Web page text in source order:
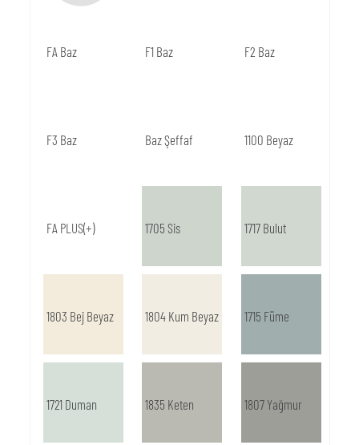
FA Baz F1 Baz F2 Baz
F3 Baz Baz Şeffaf 1100 Beyaz
FA PLUS(+) 1705 Sis 1717 Bulut
1803 Bej Beyaz 1804 Kum Beyaz 1715 Füme
1721 Duman 1835 Keten 1807 Yağmur